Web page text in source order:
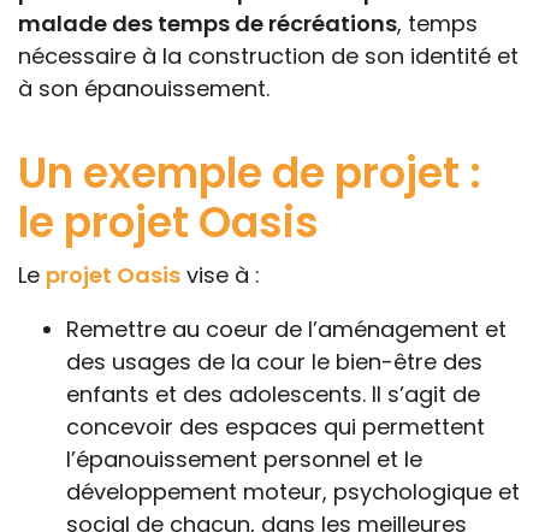
malade des temps de récréations, temps
nécessaire à la construction de son identité et
à son épanouissement.
Un exemple de projet :
le projet Oasis
Le projet Oasis vise à :
Remettre au coeur de l’aménagement et
des usages de la cour le bien-être des
enfants et des adolescents. Il s’agit de
concevoir des espaces qui permettent
l’épanouissement personnel et le
développement moteur, psychologique et
social de chacun, dans les meilleures